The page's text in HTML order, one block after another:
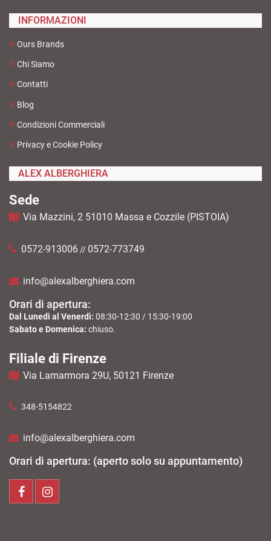
INFORMAZIONI
Ours Brands
Chi Siamo
Contatti
Blog
Condizioni Commerciali
Privacy e Cookie Policy
ALEX ALBERGHIERA
Sede
Via Mazzini, 2 51010 Massa e Cozzile (PISTOIA)
0572-913006 // 0572-773749
info@alexalberghiera.com
Orari di apertura:
Dal Lunedì al Venerdì: 08:30-12:30 / 15:30-19:00
Sabato e Domenica: chiuso.
Filiale di Firenze
Via Lamarmora 29U, 50121 Firenze
348-5154822
info@alexalberghiera.com
Orari di apertura: (aperto solo su appuntamento)